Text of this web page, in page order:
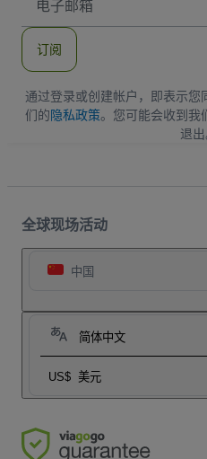
子
地
订阅
通过登录或创建帐户，即表示您
们的隐私政策。您可能会收到我
退出
全球现场活动
中国
简体中文
US$ 美元